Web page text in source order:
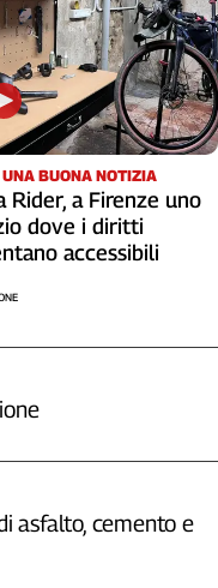
UNA BUONA NOTIZIA
Rider, a Firenze uno
dove i diritti
accessibili
asfalto, cemento e